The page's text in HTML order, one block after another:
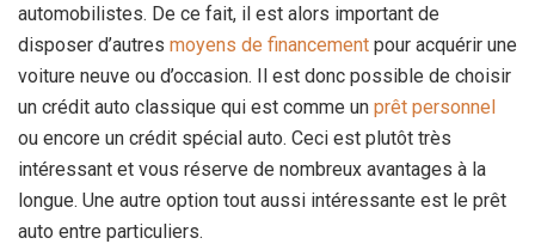
automobilistes. De ce fait, il est alors important de
disposer d’autres moyens de financement pour acquérir une
voiture neuve ou d’occasion. Il est donc possible de choisir
un crédit auto classique qui est comme un prêt personnel
ou encore un crédit spécial auto. Ceci est plutôt très
intéressant et vous réserve de nombreux avantages à la
longue. Une autre option tout aussi intéressante est le prêt
auto entre particuliers.